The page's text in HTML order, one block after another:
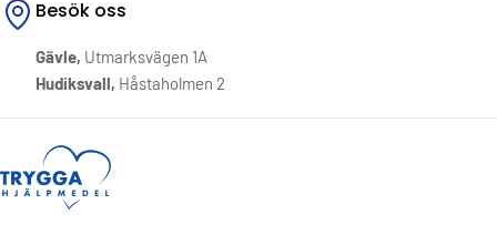
Besök oss
Gävle, Utmarksvägen 1A
Hudiksvall, Håstaholmen 2